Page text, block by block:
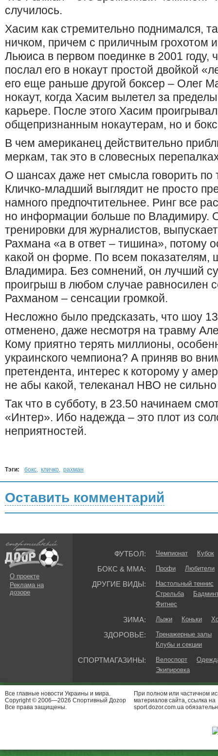
случилось.
Хасим как стремительно поднимался,
ничком, причем с приличным грохотом
Льюиса в первом поединке в 2001 году,
послал его в нокаут простой двойкой
его еще раньше другой боксер – Олег
нокаут, когда Хасим вылетел за
карьере. После этого Хасим
общепризнанным нокаутерам, но и
В чем американец действительно
меркам, так это в словесных
О шансах даже нет смысла говорить по
Кличко-младший выглядит не просто
намного предпочтительнее. Ринг все
но информации больше по Владимиру.
тренировки для журналистов,
Рахмана «а в ответ – тишина», потому
какой он форме. По всем
Владимира. Без сомнений, он лучший
проигрыш в любом случае равносилен
Рахманом – сенсации громкой.
Несложно было предсказать, что шоу
отменено, даже несмотря на травму
Кому приятно терять миллионы,
украинского чемпиона? А приняв во
претендента, интерес к которому у
не абы какой, телеканал HBO не сильно
Так что в субботу, в 23.50 начинаем
«Интер». Ибо надежда – это плот из
неприятностей.
Тэги: бокс, кличко, рахман
Оставить комментарий
О проекте
Реклама на
дозоре
ФУТБОЛ: Чемпионат Кубок
БОКС & ММА: Профи Любители
ДРУГИЕ ВИДЫ:
Настольный теннис
Стрельба
Фитнес
ЗИМА: Лыжи Коньки
ЗДОРОВЬЕ:
Тренажерные залы
Клубы и секции
СПОРТМАГАЗИНЫ: Велоспорт
Экипировка
Все главные новости Украины и мира.
Copyright © 2006—2026 Спортивный Доzор
Все права защищены.
При полном или частичном
материалов сайта, ссылка на
sport.dozor.com.ua